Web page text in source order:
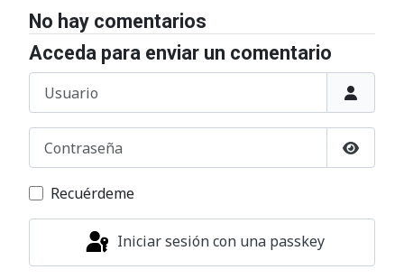
No hay comentarios
Acceda para enviar un comentario
Recuérdeme
Iniciar sesión con una passkey